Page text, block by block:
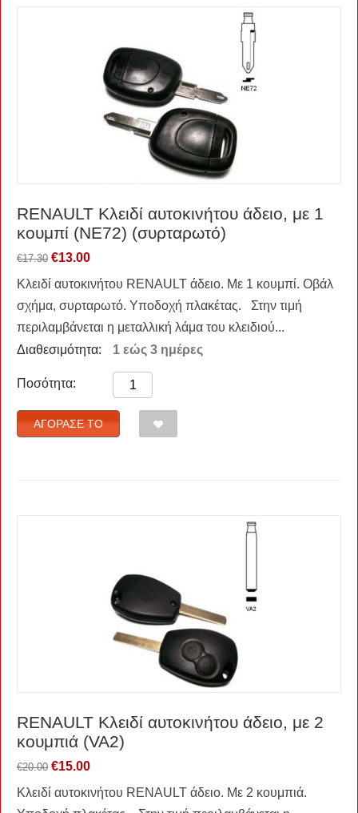
RENAULT Kλειδί αυτοκινήτου άδειο, με 1
κουμπί (NE72) (συρταρωτό)
€17.30 €13.00
Κλειδί αυτοκινήτου RENAULT άδειο. Με 1 κουμπί. Οβάλ
σχήμα, συρταρωτό. Υποδοχή πλακέτας. Στην τιμή
περιλαμβάνεται η μεταλλική λάμα του κλειδιού...
Διαθεσιμότητα:
1 εώς 3 ημέρες
Ποσότητα:
ΑΓΌΡΑΣΈ ΤΟ
RENAULT Kλειδί αυτοκινήτου άδειο, με 2
κουμπιά (VA2)
€20.00 €15.00
Κλειδί αυτοκινήτου RENAULT άδειο. Με 2 κουμπιά.